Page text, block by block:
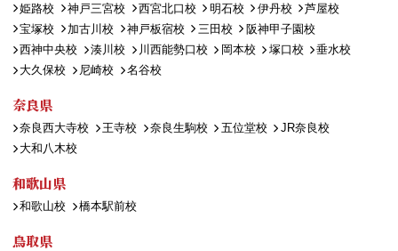
姫路校 神戸三宮校 西宮北口校 明石校 伊丹校
芦屋校
宝塚校
加古川校 神戸板宿校 三田校
阪神甲子園校
西神中央校
湊川校 川西能勢口校 岡本校 塚口校
垂水校
大久保校
尼崎校 名谷校
奈良県
奈良西大寺校 王寺校 奈良生駒校 五位堂校
JR奈良校
大和八木校
和歌山県
和歌山校 橋本駅前校
鳥取県